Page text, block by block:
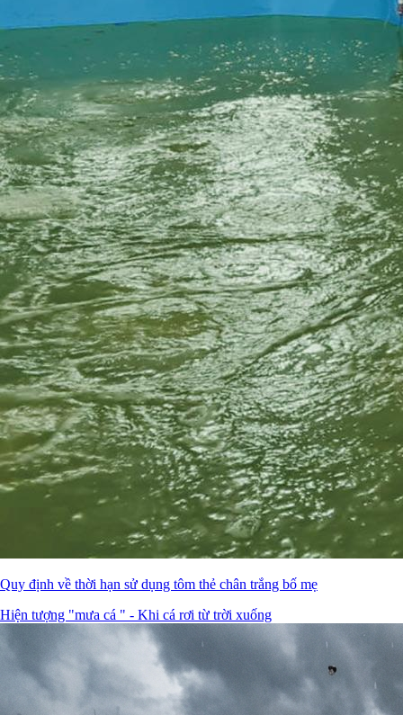
Quy định về thời hạn sử dụng tôm thẻ chân trắng bố mẹ
Hiện tượng "mưa cá " - Khi cá rơi từ trời xuống